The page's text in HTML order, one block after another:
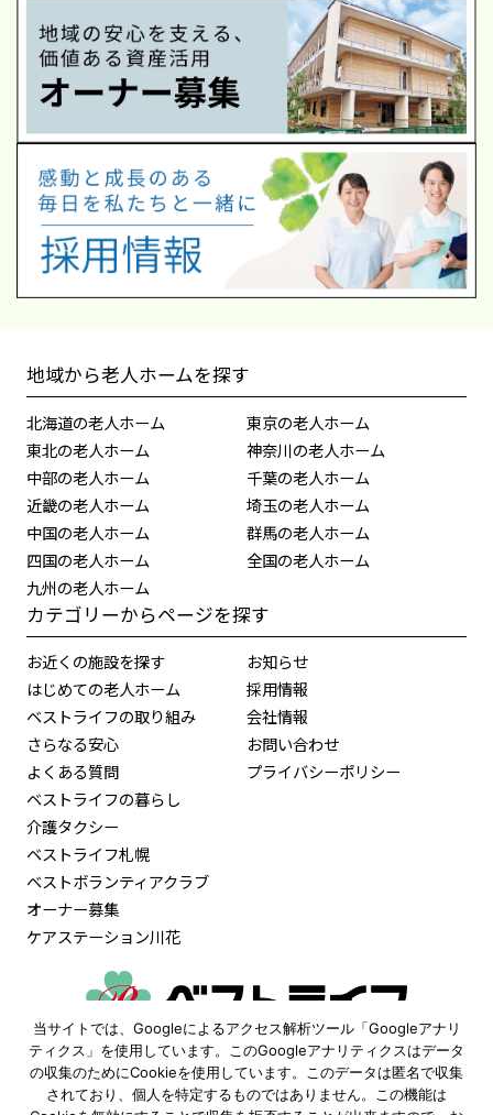
0120-515-472
9:30〜18:00
（土日祝も受付 ※年末年始除く）
地域から老人ホームを探す
北海道の老人ホーム
東北の老人ホーム
中部の老人ホーム
近畿の老人ホーム
中国の老人ホーム
四国の老人ホーム
九州の老人ホーム
東京の老人ホーム
神奈川の老人ホーム
千葉の老人ホーム
埼玉の老人ホーム
群馬の老人ホーム
全国の老人ホーム
カテゴリーからページを探す
お近くの施設を探す
はじめての老人ホーム
ベストライフの取り組み
さらなる安心
よくある質問
ベストライフの暮らし
介護タクシー
ベストライフ札幌
ベストボランティアクラブ
オーナー募集
ケアステーション川花
お知らせ
採用情報
会社情報
お問い合わせ
プライバシーポリシー
当サイトでは、Googleによるアクセス解析ツール「Googleアナリ
ティクス」を使用しています。このGoogleアナリティクスはデータ
の収集のためにCookieを使用しています。このデータは匿名で収集
されており、個人を特定するものではありません。この機能は